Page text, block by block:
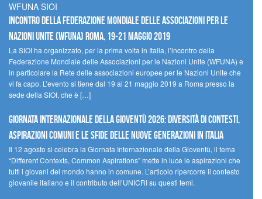
WFUNA SIOI
Incontro della Federazione Mondiale delle Associazioni per le
Nazioni Unite (WFUNA) Roma, 19-21 maggio 2019
La SIOI ha organizzato, per la prima volta in Italia, l’incontro della
Federazione Mondiale delle Associazioni per le Nazioni Unite (WFUNA) e
in particolare la Rete delle associazioni europee per le Nazioni Unite che
vi fa capo. L’evento si tiene dal 19 al 21 maggio 2019 a Roma presso la
sede della SIOI, che è […]
GIORNATA INTERNAZIONALE DELLA GIOVENTÙ 2026: DIVERSITÀ DI CONTESTI,
ASPIRAZIONI COMUNI E LE SFIDE DELLE NUOVE GENERAZIONI IN ITALIA
Il 12 agosto si celebra la Giornata Internazionale della Gioventù, il tema
“Different Contexts, Common Aspirations” mette in luce le aspirazioni che
tutti i giovani del mondo hanno in comune. L’articolo ripercorre il contesto
giovanile italiano e il contributo dell’UNICRI su questi temi.